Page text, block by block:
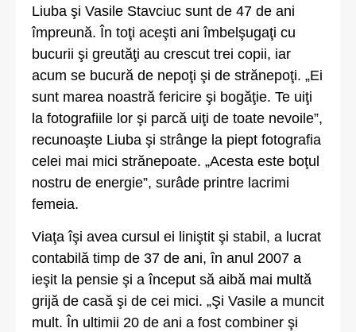
Liuba şi Vasile Stavciuc sunt de 47 de ani
împreună. În toţi aceşti ani îmbelşugaţi cu
bucurii şi greutăţi au crescut trei copii, iar
acum se bucură de nepoţi şi de strănepoţi. „Ei
sunt marea noastră fericire şi bogăţie. Te uiţi
la fotografiile lor şi parcă uiţi de toate nevoile”,
recunoaşte Liuba şi strânge la piept fotografia
celei mai mici strănepoate. „Acesta este boţul
nostru de energie”, surâde printre lacrimi
femeia.
Viaţa îşi avea cursul ei liniştit şi stabil, a lucrat
contabilă timp de 37 de ani, în anul 2007 a
ieşit la pensie şi a început să aibă mai multă
grijă de casă şi de cei mici. „Şi Vasile a muncit
mult. În ultimii 20 de ani a fost combiner şi